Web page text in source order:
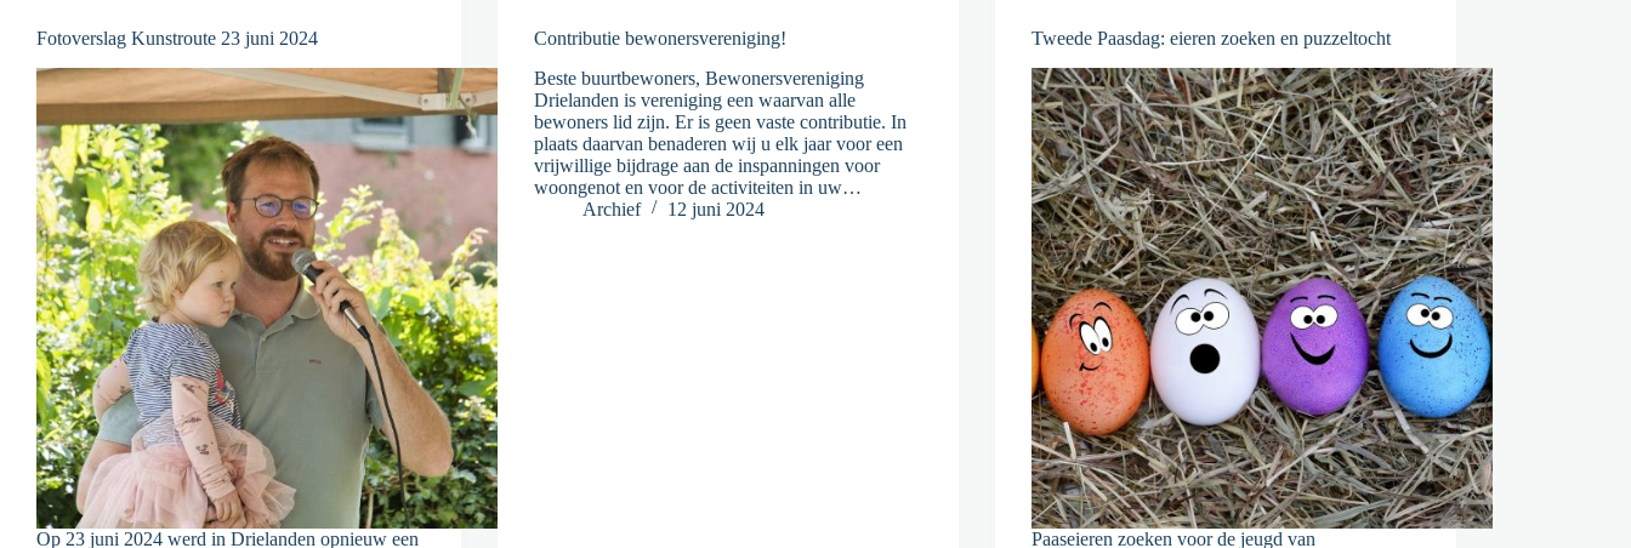
Fotoverslag Kunstroute 23 juni 2024
Op 23 juni 2024 werd in Drielanden opnieuw een
Contributie bewonersvereniging!
Beste buurtbewoners, Bewonersvereniging
Drielanden is vereniging een waarvan alle
bewoners lid zijn. Er is geen vaste contributie. In
plaats daarvan benaderen wij u elk jaar voor een
vrijwillige bijdrage aan de inspanningen voor
woongenot en voor de activiteiten in uw…
Archief
12 juni 2024
Tweede Paasdag: eieren zoeken en puzzeltocht
Paaseieren zoeken voor de jeugd van